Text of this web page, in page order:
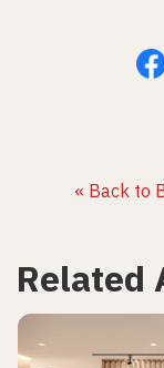
« Back to
Related